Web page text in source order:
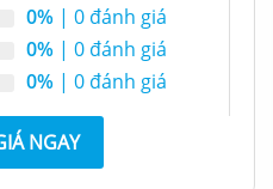
theo đơn hàng (không
tính chất tham khảo, sản
hình ảnh thiết kế.
0% | 0 đánh giá
0% | 0 đánh giá
0% | 0 đánh giá
NGAY